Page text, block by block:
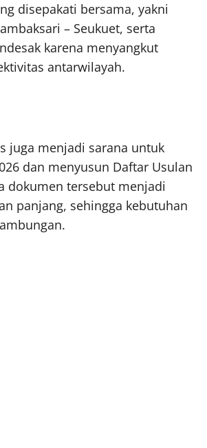
disepakati bersama, yakni
– Seukuet, serta
karena menyangkut
antarwilayah.
juga menjadi sarana untuk
dan menyusun Daftar Usulan
dokumen tersebut menjadi
panjang, sehingga kebutuhan